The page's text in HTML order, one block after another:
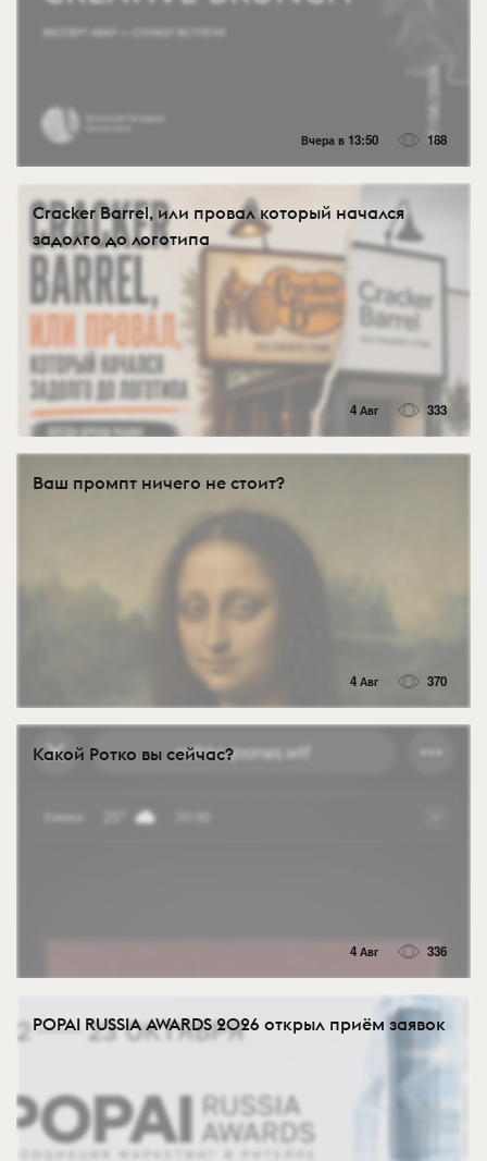
Вчера в 13:50 188
Cracker Barrel, или провал который начался
задолго до логотипа
4 Авг 333
Ваш промпт ничего не стоит?
4 Авг 370
Какой Ротко вы сейчас?
4 Авг 336
POPAI RUSSIA AWARDS 2026 открыл приём заявок